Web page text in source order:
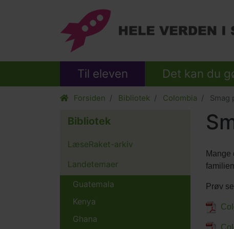
Til eleven Det kan du
Forsiden Bibliotek Colombia Smag
Prøv
Bibliotek
LæseRaket-arkiv
Landetemaer
Guatemala
Kenya
Ghana